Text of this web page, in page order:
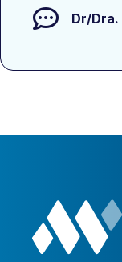
Dr/Dra.